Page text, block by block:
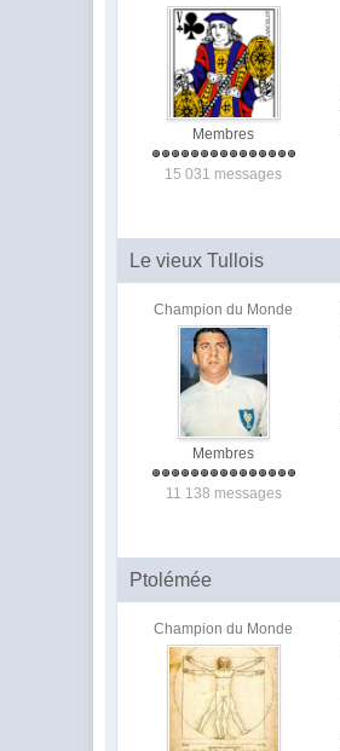
Membres
15 031 messages
Le vieux Tullois
Champion du Monde
Membres
11 138 messages
Ptolémée
Champion du Monde